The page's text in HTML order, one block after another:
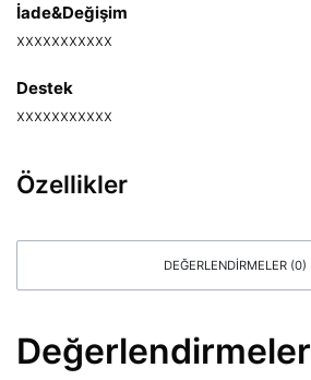
İade&Değişim
xxxxxxxxxxx
Destek
xxxxxxxxxxx
Özellikler
DEĞERLENDIRMELER (0)
Değerlendirmeler